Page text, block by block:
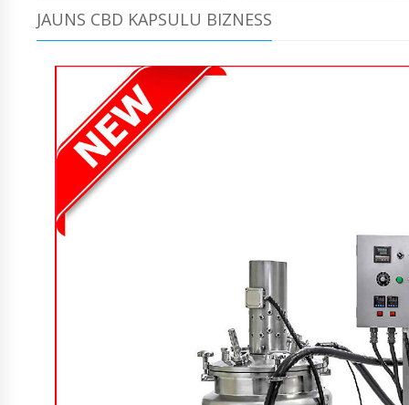
JAUNS CBD KAPSULU BIZNESS